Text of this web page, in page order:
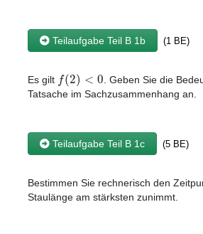
Teilaufgabe Teil B 1b (1 BE)
Es gilt f(2) < 0 . Geben Sie die
Tatsache im Sachzusammenhang an.
Teilaufgabe Teil B 1c (5 BE)
Bestimmen Sie rechnerisch den
Staulänge am stärksten zunimmt.